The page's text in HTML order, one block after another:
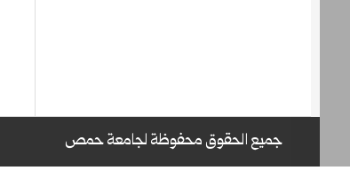
جميع الحقوق محفوظة لجامعة حمص